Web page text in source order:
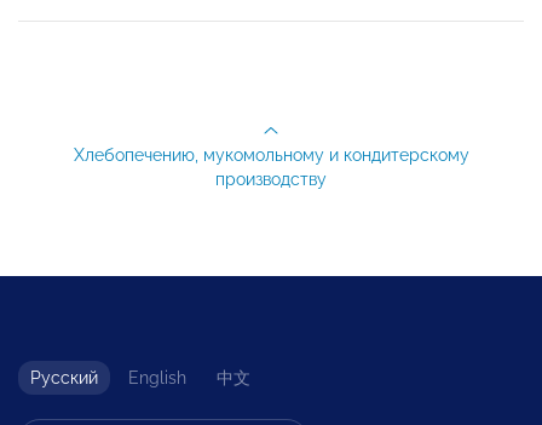
Хлебопечению, мукомольному и кондитерскому
производству
Русский English 中文